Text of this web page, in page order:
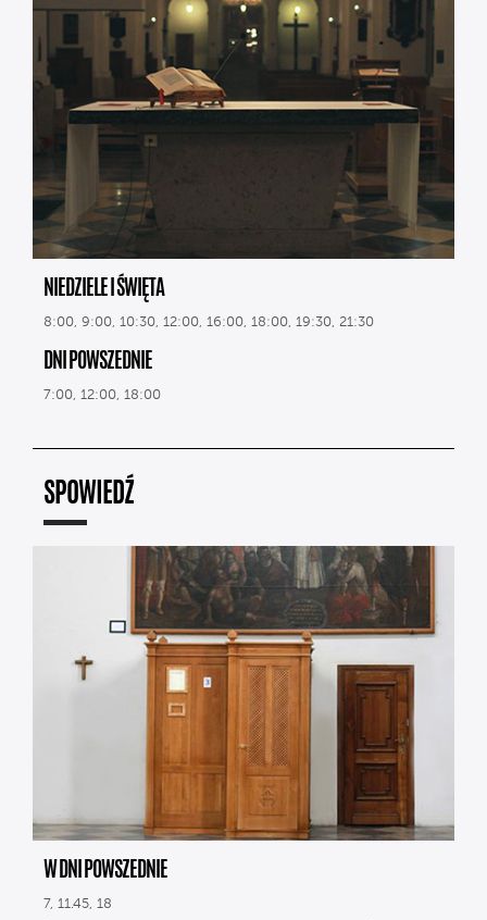
NIEDZIELE I ŚWIĘTA
8:00, 9:00, 10:30, 12:00, 16:00, 18:00, 19:30, 21:30
DNI POWSZEDNIE
7:00, 12:00, 18:00
SPOWIEDŹ
W DNI POWSZEDNIE
7, 11.45, 18